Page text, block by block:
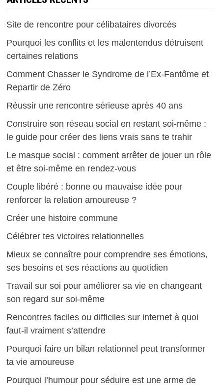
Site de rencontre pour célibataires divorcés
Pourquoi les conflits et les malentendus détruisent
certaines relations
Comment Chasser le Syndrome de l’Ex-Fantôme et
Repartir de Zéro
Réussir une rencontre sérieuse après 40 ans
Construire son réseau social en restant soi-même :
le guide pour créer des liens vrais sans te trahir
Le masque social : comment arrêter de jouer un rôle
et être soi-même en rendez-vous
Couple libéré : bonne ou mauvaise idée pour
renforcer la relation amoureuse ?
Créer une histoire commune
Célébrer tes victoires relationnelles
Mieux se connaître pour comprendre ses émotions,
ses besoins et ses réactions au quotidien
Travail sur soi pour améliorer sa vie en changeant
son regard sur soi-même
Rencontres faciles ou difficiles sur internet à quoi
faut-il vraiment s’attendre
Pourquoi faire un bilan relationnel peut transformer
ta vie amoureuse
Pourquoi l’humour pour séduire est une arme de